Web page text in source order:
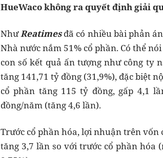
HueWaco không ra quyết định giải
Như Reatimesđã có nhiều bài phản
Nhà nước nắm 51% cổ phần. Có thể
con số kết quả ấn tượng như công ty
tăng 141,71 tỷ đồng (31,9%), đặc biệt
cổ phần tăng 115 tỷ đồng, gấp 4,1
đồng/năm (tăng 4,6 lần).
Trước cổ phần hóa, lợi nhuận trên vốn
tăng 3,7 lần so với trước cổ phần hóa